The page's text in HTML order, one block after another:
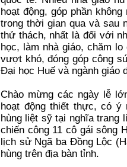
hoạt động, góp phần
trong thời gian qua và sau
thử thách, nhất là đối với
học, làm nhà giáo, chăm
vượt khó, đóng góp công
Đại học Huế và ngành giáo
Chào mừng các ngày lễ
hoạt động thiết thực, có ý
hùng liệt sỹ tại nghĩa trang
chiến công 11 cô gái sông
lịch sử Ngã ba Đồng Lộc
hùng trên địa bàn tỉnh.